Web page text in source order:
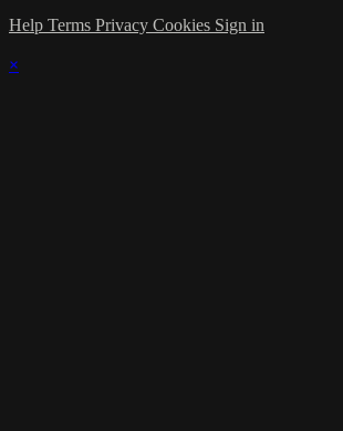
Help Terms Privacy Cookies Sign in
×